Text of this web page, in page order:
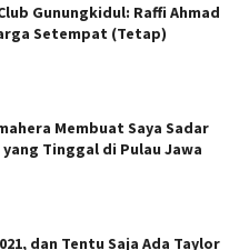
Gunungkidul: Raffi Ahmad
Setempat (Tetap)
Membuat Saya Sadar
Tinggal di Pulau Jawa
dan Tentu Saja Ada Taylor